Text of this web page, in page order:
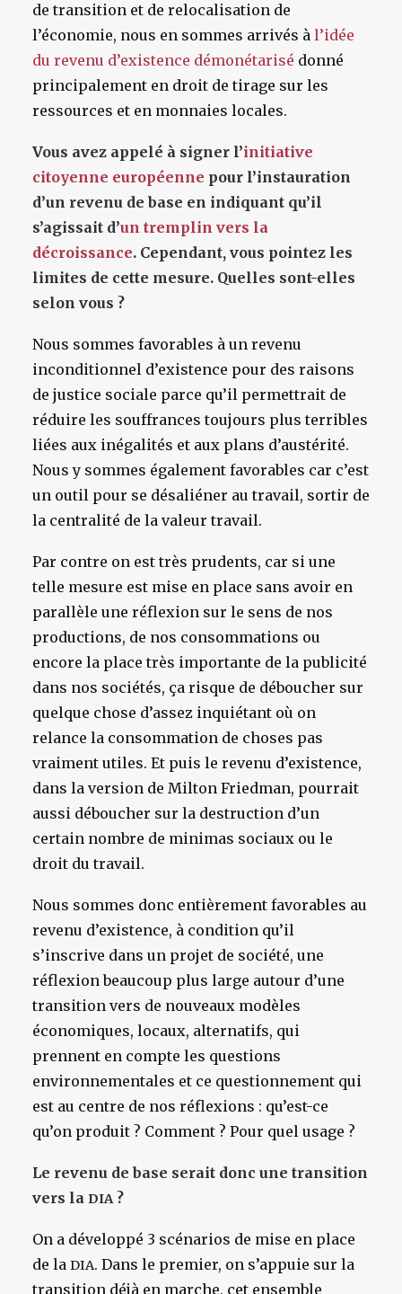
de transition et de relocalisation de
l’économie, nous en sommes arrivés à l’idée
du revenu d’existence démonétarisé donné
principalement en droit de tirage sur les
ressources et en monnaies locales.
Vous avez appelé à signer l’initiative
citoyenne européenne pour l’instauration
d’un revenu de base en indiquant qu’il
s’agissait d’un tremplin vers la
décroissance. Cependant, vous pointez les
limites de cette mesure. Quelles sont-elles
selon vous ?
Nous sommes favorables à un revenu
inconditionnel d’existence pour des raisons
de justice sociale parce qu’il permettrait de
réduire les souffrances toujours plus terribles
liées aux inégalités et aux plans d’austérité.
Nous y sommes également favorables car c’est
un outil pour se désaliéner au travail, sortir de
la centralité de la valeur travail.
Par contre on est très prudents, car si une
telle mesure est mise en place sans avoir en
parallèle une réflexion sur le sens de nos
productions, de nos consommations ou
encore la place très importante de la publicité
dans nos sociétés, ça risque de déboucher sur
quelque chose d’assez inquiétant où on
relance la consommation de choses pas
vraiment utiles. Et puis le revenu d’existence,
dans la version de Milton Friedman, pourrait
aussi déboucher sur la destruction d’un
certain nombre de minimas sociaux ou le
droit du travail.
Nous sommes donc entièrement favorables au
revenu d’existence, à condition qu’il
s’inscrive dans un projet de société, une
réflexion beaucoup plus large autour d’une
transition vers de nouveaux modèles
économiques, locaux, alternatifs, qui
prennent en compte les questions
environnementales et ce questionnement qui
est au centre de nos réflexions : qu’est-ce
qu’on produit ? Comment ? Pour quel usage ?
Le revenu de base serait donc une transition
vers la DIA?
On a développé 3 scénarios de mise en place
de la DIA. Dans le premier, on s’appuie sur la
transition déjà en marche, cet ensemble